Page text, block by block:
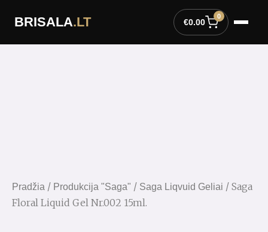
BRISALA.LT €0.00
0
Pradžia / Produkcija "Saga" / Saga Liqvuid Geliai / Saga
Floral Liquid Gel Nr.002 15ml.